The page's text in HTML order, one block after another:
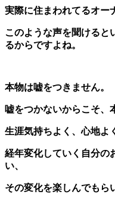
実際に住まわれてるオー
このような声を聞けると
るからですよね。
本物は嘘をつきません。
嘘をつかないからこそ、
生涯気持ちよく、心地よ
経年変化していく自分の
い、
その変化を楽しんでもら